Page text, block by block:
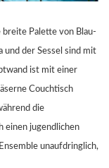
breite Palette von Blau-
und der Sessel sind mit
ist mit einer
Couchtisch
die
einen jugendlichen
unaufdringlich,